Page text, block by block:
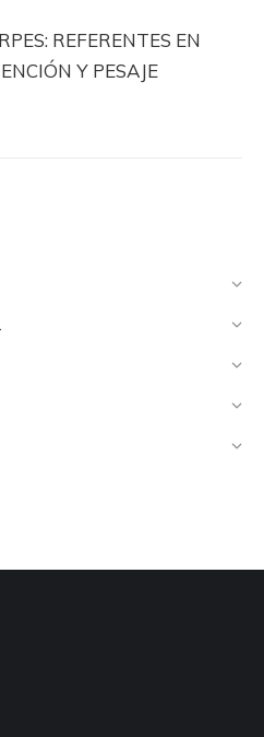
REFERENTES EN
Y PESAJE